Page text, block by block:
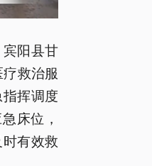
阳县甘
救治服
挥调度
床位，
有效救